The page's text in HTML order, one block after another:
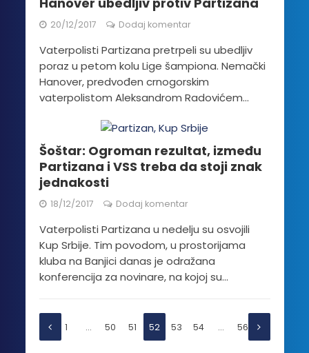
20/12/2017 Dodaj komentar
Vaterpolisti Partizana pretrpeli su ubedljiv
poraz u petom kolu Lige šampiona. Nemački
Hanover, predvođen crnogorskim
vaterpolistom Aleksandrom Radovićem...
Šoštar: Ogroman rezultat, između
Partizana i VSS treba da stoji znak
jednakosti
18/12/2017 Dodaj komentar
Vaterpolisti Partizana u nedelju su osvojili
Kup Srbije. Tim povodom, u prostorijama
kluba na Banjici danas je odražana
konferencija za novinare, na kojoj su...
1 … 50 51 52 53 54 … 56